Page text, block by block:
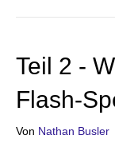
Teil 2 -
Flash-
Von Nathan Busler